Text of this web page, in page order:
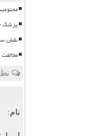
پزشک
نقش
نام: